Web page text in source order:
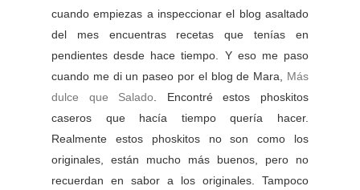
cuando empiezas a inspeccionar el blog asaltado
del mes encuentras recetas que tenías en
pendientes desde hace tiempo. Y eso me paso
cuando me di un paseo por el blog de Mara, Más
dulce que Salado . Encontré estos phoskitos
caseros que hacía tiempo quería hacer.
Realmente estos phoskitos no son como los
originales, están mucho más buenos, pero no
recuerdan en sabor a los originales. Tampoco